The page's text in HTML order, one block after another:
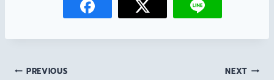
PREVIOUS NEXT